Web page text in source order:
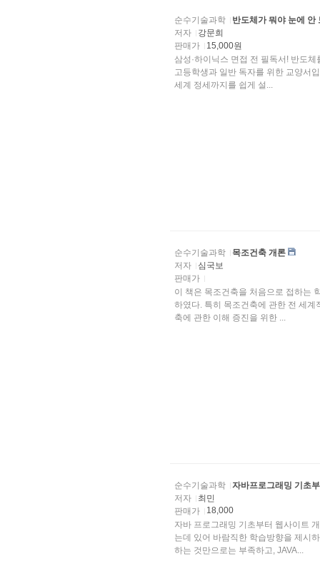
순수기술과학
반도체가 뭐야 눈에 안
저자
강문희
판매가
15,000원
삼성·하이닉스 면접 전 필독서! 반도
고등학생과 일반 독자를 위한 교양서
세계 정세까지를 쉽게 설...
순수기술과학
목조건축 개론
저자
심국보
판매가
이 책은 목조건축을 처음으로 접하는
하였다. 특히 목조건축에 관한 전 세
축에 관한 이해 증진을 위한 ...
순수기술과학
자바프로그래밍 기초
저자
최민
판매가
18,000
자바 프로그래밍 기초부터 웹사이트
는데 있어 바람직한 학습방향을 제시
하는 것만으로는 부족하고, JAVA...